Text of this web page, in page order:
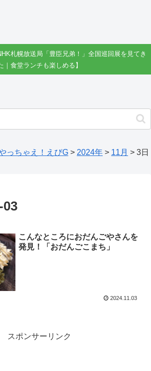
札幌放送局「豊臣兄弟！」全国巡回展を見てき
｜食堂ランチも楽しめる】
っちゃえ！えびG > 2024年 > 11月 > 3日
03
こんなところにおだんごやさんを
発見！「おだんごこまち」
2024.11.03
スポンサーリンク